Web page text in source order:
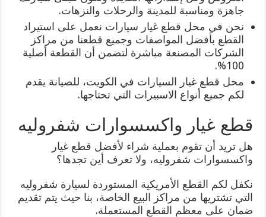
جاهزة ومناسبة للمدينة والرحلات والنزهات.
نحن في محل قطع غيار سيارات نعمل على استيراد
القطع بأفضل المواصفات وجميع قطعنا من مراكز
الشركات المصنعة مباشرة لتضمن أن القطعة أصلية
100%.
محل قطع غيار السيارات في الكويت، للصيانة يقدم
لكم جميع أنواع الاسبيرات التي تحتاجها.
قطع غيار واكسسوارات شفروليه
هل تريد أن تقوم بعملية شراء لأفضل قطع غيار
واكسسوارات شفروليه، ولا تعرف أين تجدها؟
نكفل لكم القطع الأمريكية المستوردة لسيارة شفروليه
التي تشتريها من مراكز البيع الخاصة، بنا حيث يتم تقديم
ضمان على معظم القطع المستعملة.